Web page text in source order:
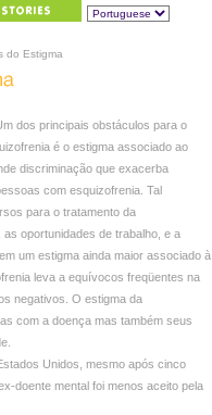
do Estigma
dos principais obstáculos para o
é o estigma associado ao
discriminação que exacerba
com esquizofrenia. Tal
para o tratamento da
oportunidades de trabalho, e a
um estigma ainda maior associado à
leva a equívocos freqüentes na
negativos. O estigma da
com a doença mas também seus
Unidos, mesmo após cinco
doente mental foi menos aceito pela